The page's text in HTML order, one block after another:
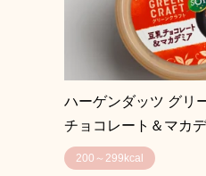
ハーゲンダッツ グリ
チョコレート＆マカ
200～299kcal